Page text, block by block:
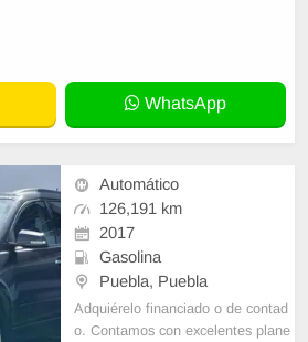
WhatsApp
Automático
126,191 km
2017
Gasolina
Puebla, Puebla
Adquiérelo financiado o de contad
o. Contamos con excelentes plane